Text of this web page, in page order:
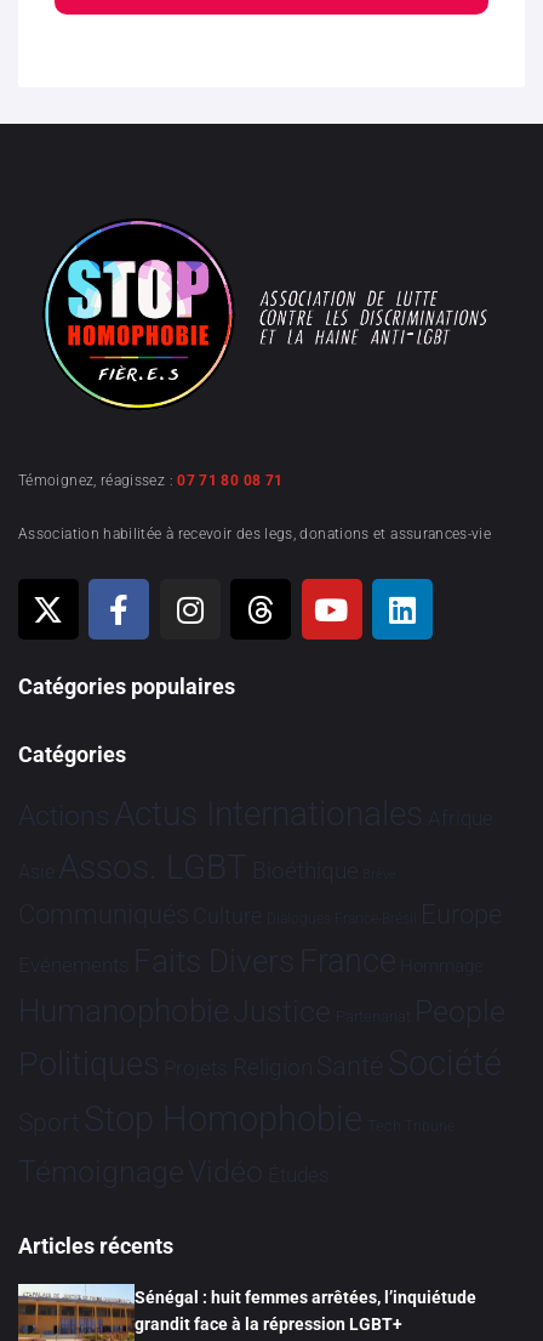
Témoignez, réagissez :07 71 80 08 71
Association habilitée à recevoir des legs, donations et assurances-vie
Catégories populaires
Catégories
Actions Actus Internationales Afrique
Asie Assos. LGBT Bioéthique Brève
Communiqués Culture Dialogues France-Brésil Europe
Evénements Faits Divers France Hommage
HumanophobieJustice Partenariat People
Politiques Projets Religion Santé Société
Sport Stop Homophobie Tech Tribune
TémoignageVidéo Études
Articles récents
Sénégal : huit femmes arrêtées, l’inquiétude
grandit face à la répression LGBT+